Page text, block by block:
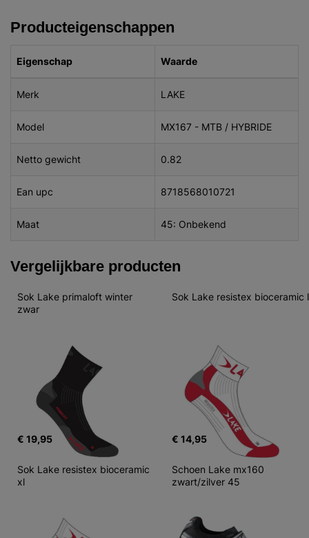
Producteigenschappen
Eigenschap Waarde
Merk LAKE
Model MX167 - MTB / HYBRIDE
Netto gewicht 0.82
Ean upc 8718568010721
Maat 45: Onbekend
Vergelijkbare producten
Sok Lake primaloft winter
zwar
€ 19,95
Sok Lake resistex bioceramic l
€ 14,95
Sok Lake resistex bioceramic
xl
Schoen Lake mx160
zwart/zilver 45